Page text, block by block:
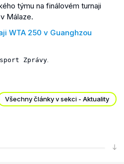
týmu na finálovém turnaji
Málaze.
WTA 250 v Guanghzou
Zprávy
Všechny články v sekci - Aktuality